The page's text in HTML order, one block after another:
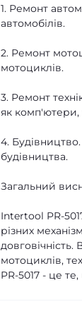
1. Ремонт
автомобілів.
2. Ремонт
мотоциклів.
3. Ремонт
як комп'ютери,
4.
будівництва.
Загальний
Intertool PR-
різних
мотоциклів,
PR-5017 - це